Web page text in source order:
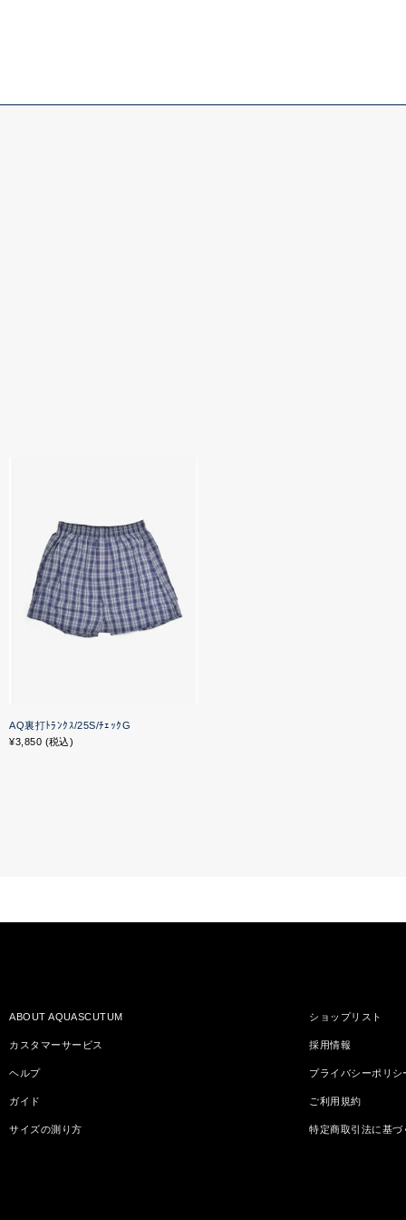
AQ裏打ﾄﾗﾝｸｽ/25S/ﾁｪｯｸG
¥3,850 (税込)
ABOUT AQUASCUTUM
カスタマーサービス
ヘルプ
ガイド
サイズの測り方
ショップリスト
採用情報
プライバシーポリシ
ご利用規約
特定商取引法に基づ